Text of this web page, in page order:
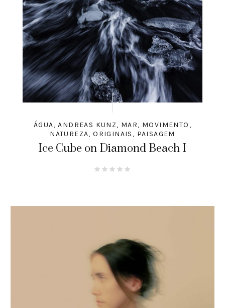
ÁGUA,ANDREAS KUNZ, MAR, MOVIMENTO ,
NATUREZA,ORIGINAIS , PAISAGEM
Ice Cube on Diamond Beach I